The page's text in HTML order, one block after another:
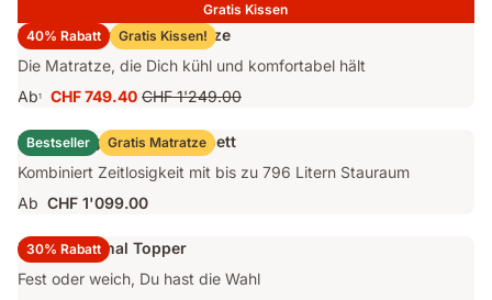
Gratis Kissen
40% Rabatt
Gratis Kissen!
Emma Original Pro Matratze
Die Matratze, die Dich kühl und komfortabel hält
Ab1
Preis
CHF 749.40
CHF 749.40 Ursprünglicher
Preis
CHF 1'249.00
CHF 1'249.00
Bestseller Gratis Matratze
Emma Original Stauraumbett
Kombiniert Zeitlosigkeit mit bis zu 796 Litern Stauraum
Ab CHF 1'099.00
30% Rabatt
Emma Original Topper
Fest oder weich, Du hast die Wahl